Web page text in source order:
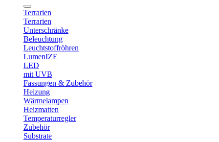
Terrarien
Terrarien
Unterschränke
Beleuchtung
Leuchtstoffröhren
LumenIZE
LED
mit UVB
Fassungen & Zubehör
Heizung
Wärmelampen
Heizmatten
Temperaturregler
Zubehör
Substrate